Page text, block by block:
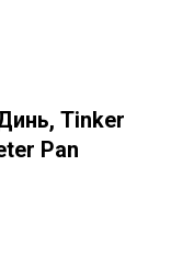
Tinker
Pan